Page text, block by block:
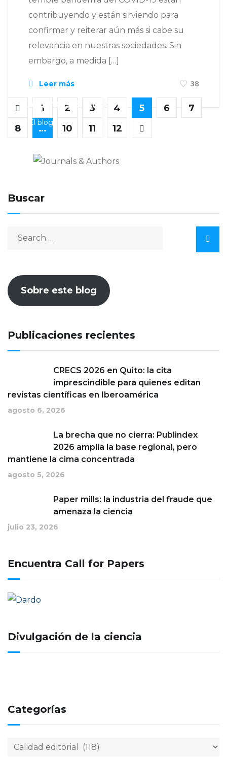
contribuyendo y están sirviendo para
confirmar y reiterar aún más si cabe su
relevancia en nuestras sociedades. Sin
embargo, a medida […]
Leer más 38
1 2 3 4 5 6
7
8
… 10 11 12
Journals & Authors
El blog de los editores para
editores
Buscar
Sobre este blog
Publicaciones recientes
CRECS 2026 en Quito: la cita
imprescindible para quienes editan
revistas científicas en Iberoamérica
agosto 6, 2026
La brecha que no cierra: Publindex
2026 amplía la base regional, pero
mantiene la cima concentrada
agosto 5, 2026
Paper mills: la industria del fraude que
amenaza la ciencia
julio 23, 2026
Encuentra Call for Papers
Divulgación de la ciencia
Categorías